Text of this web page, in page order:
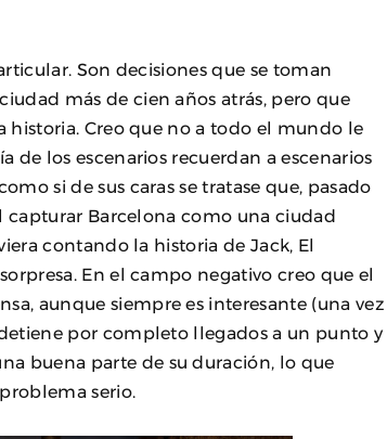
Son decisiones que se toman
más de cien años atrás, pero que
historia. Creo que no a todo el mundo le
de los escenarios recuerdan a escenarios
si de sus caras se tratase que, pasado
capturar Barcelona como una ciudad
contando la historia de Jack, El
En el campo negativo creo que el
aunque siempre es interesante (una vez
por completo llegados a un punto y
buena parte de su duración, lo que
serio.